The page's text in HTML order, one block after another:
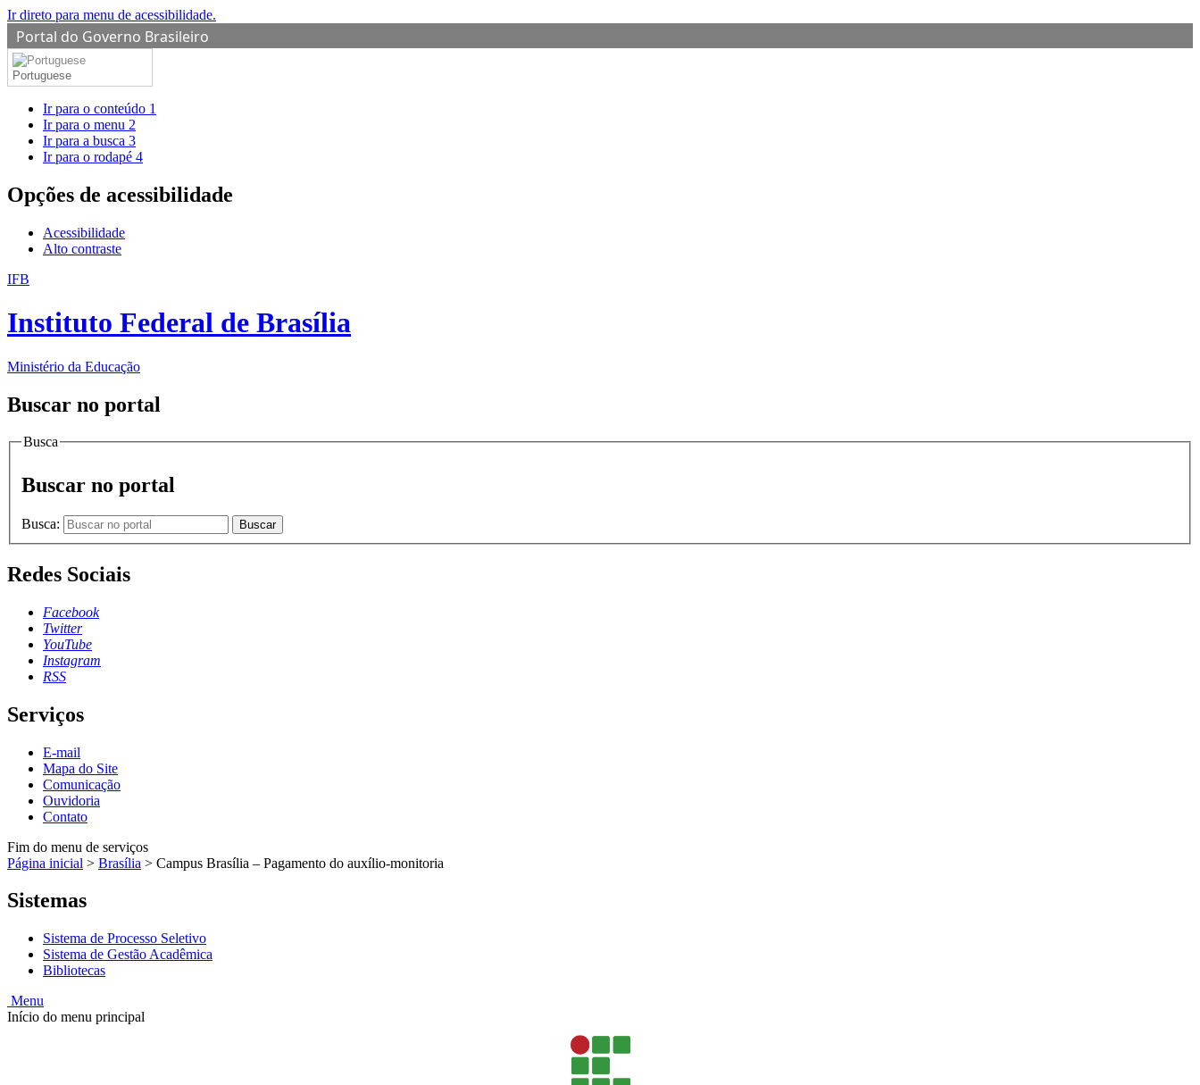
Ir direto para menu de acessibilidade.
Portal do Governo Brasileiro
Portuguese
Ir para o conteúdo 1
Ir para o menu 2
Ir para a busca 3
Ir para o rodapé 4
Opções de acessibilidade
Acessibilidade
Alto contraste
IFB
Instituto Federal de Brasília
Ministério da Educação
Buscar no portal
Busca
Buscar no portal
Busca: Buscar
Redes Sociais
Facebook
Twitter
YouTube
Instagram
RSS
Serviços
E-mail
Mapa do Site
Comunicação
Ouvidoria
Contato
Fim do menu de serviços
Página inicial > Brasília > Campus Brasília – Pagamento do auxílio-monitoria
Sistemas
Sistema de Processo Seletivo
Sistema de Gestão Acadêmica
Bibliotecas
Menu
Início do menu principal